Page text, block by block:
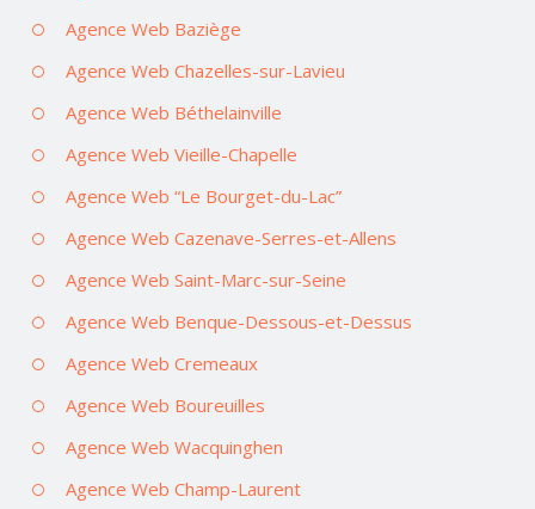
Agence Web Baziège
Agence Web Chazelles-sur-Lavieu
Agence Web Béthelainville
Agence Web Vieille-Chapelle
Agence Web “Le Bourget-du-Lac”
Agence Web Cazenave-Serres-et-Allens
Agence Web Saint-Marc-sur-Seine
Agence Web Benque-Dessous-et-Dessus
Agence Web Cremeaux
Agence Web Boureuilles
Agence Web Wacquinghen
Agence Web Champ-Laurent